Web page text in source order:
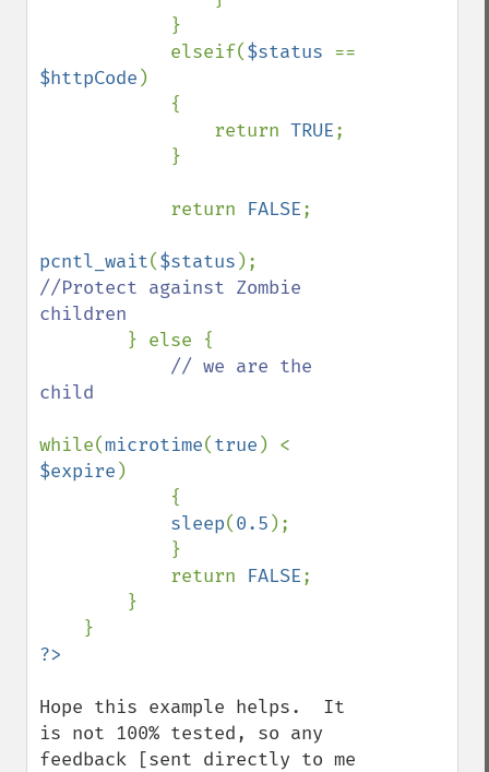
            elseif(
$status
$httpCode )
                return
TRUE;
            return
FALSE;
pcntl_wait($status
//Protect against Zombie
children
} else {
// we are the
child
while(microtime(true
$expire )
sleep(0.5 );
            return
FALSE;
Hope this example helps.  It
is not 100% tested, so any
feedback [sent directly to me